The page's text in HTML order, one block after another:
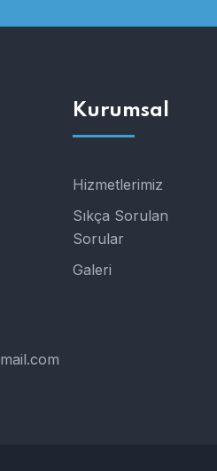
Kurumsal
Hizmetlerimiz
Sıkça Sorulan
Sorular
Galeri